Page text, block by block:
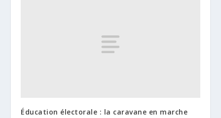
Éducation électorale : la caravane en marche